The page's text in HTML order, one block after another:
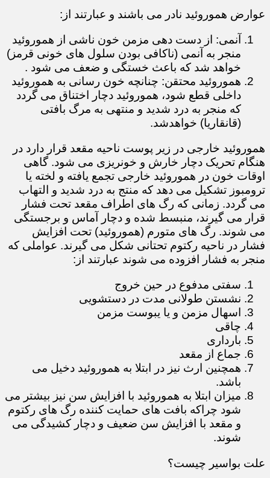
عوارض هموروئید نادر می باشند و عبارتند از:
آنمی: از دست دهی مزمن خون ناشی از هموروئید
منجر به آنمی (ناکافی بودن سلول های خونی قرمز)
خواهد شد که باعث خستگی و ضعف می شود .
هموروئید محتقن: چنانچه خون رسانی به هموروئید
داخلی قطع شود، هموروئید دچار اختناق می گردد
که منجر به درد شدید و منتهی به مرگ بافتی
(قانقاریا) خواهدشد.
هموروئید خارجی در زیر پوست ناحیه مقعد قرار دارد در
هنگام تحریک دچار خارش و خونریزی می شود. گاهی
اوقات خون در هموروئید خارجی تجمع یافته و لخته یا
ترومبوز تشکیل می دهد که منتج به درد شدید و التهاب
می گردد. زمانی که رگ های اطراف مقعد تحت فشار
قرار می گیرند، منبسط شده و دچار آماس و برجستگی
می شوند. رگ های متورم (هموروئید) تحت افزایش
فشار در ناحیه رکتوم تحتانی شکل می گیرند. عواملی که
منجر به فشار افزوده می شوند عبارتند از:
سفتی مدفوع در حین خروج
نشستن طولانی مدت در دستشویی
اسهال مزمن و یا یبوست مزمن
چاقی
بارداری
جماع از مقعد
همچنین ارث نیز در ابتلا به هموروئید دخیل می
باشد.
میزان ابتلا به هموروئید با افزایش سن نیز بیشتر می
شود چراکه بافت های حمایت کننده رگ های رکتوم
و مقعد با افزایش سن ضعیف و دچار کشیدگی می
شوند.
علت بواسیر چیست؟